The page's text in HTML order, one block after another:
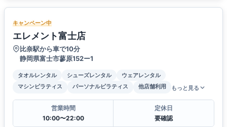
キャンペーン中
エレメント富士店
比奈駅から車で10分
静岡県富士市蓼原152ー1
タオルレンタル シューズレンタル
ウェアレンタル
マシンピラティス
パーソナルピラティス 他店舗利用 もっと見る
営業時間
10:00〜22:00
定休日
要確認